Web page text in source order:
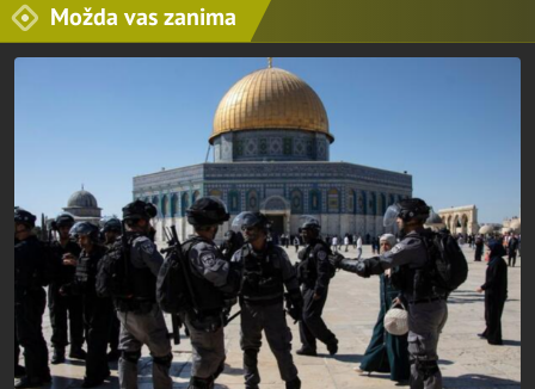
Možda vas zanima